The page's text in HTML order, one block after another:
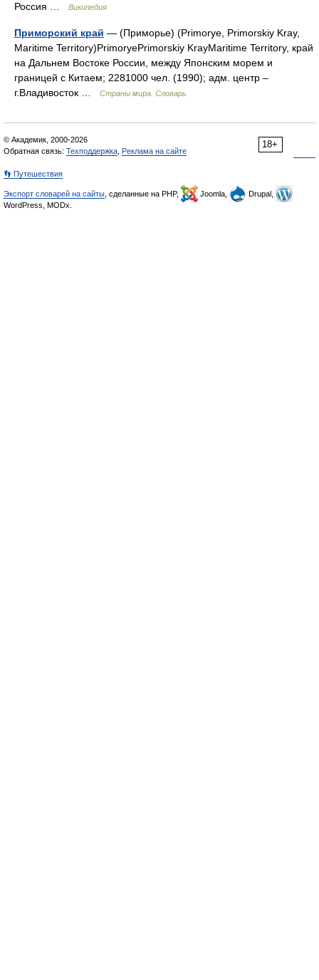
Россия …
Википедия
Приморский край — (Приморье) (Primorye, Primorskiy Kray,
Maritime Territory)PrimoryePrimorskiy KrayMaritime Territory, край
на Дальнем Востоке России, между Японским морем и
границей с Китаем; 2281000 чел. (1990); адм. центр –
г.Владивосток …
Страны мира. Словарь
18+
© Академик, 2000-2026
Обратная связь: Техподдержка Реклама на сайте
👣 Путешествия
Экспорт словарей на сайты , сделанные на PHP, Joomla,
Drupal,
WordPress, MODx.